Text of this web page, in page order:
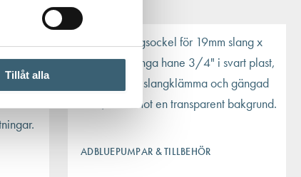
Tillåt alla
ADBLUEPUMPAR & TILLBEHÖR